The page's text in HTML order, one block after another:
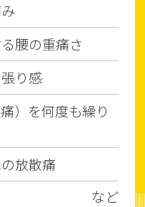
腰の重痛さ
り感
）を何度も繰り
放散痛
など